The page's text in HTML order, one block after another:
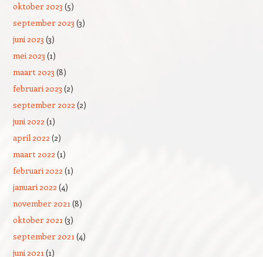
oktober 2023 (5)
september 2023 (3)
juni 2023 (3)
mei 2023 (1)
maart 2023 (8)
februari 2023 (2)
september 2022 (2)
juni 2022 (1)
april 2022 (2)
maart 2022 (1)
februari 2022 (1)
januari 2022 (4)
november 2021(8)
oktober 2021(3)
september 2021(4)
juni 2021(1)